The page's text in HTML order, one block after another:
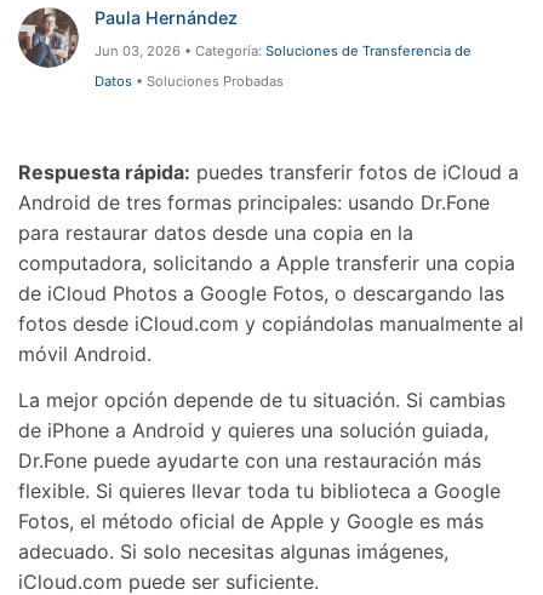
Paula Hernández
Jun 03, 2026 • Categoría: Soluciones de Transferencia de
Datos• Soluciones Probadas
Respuesta rápida: puedes transferir fotos de iCloud a
Android de tres formas principales: usando Dr.Fone
para restaurar datos desde una copia en la
computadora, solicitando a Apple transferir una copia
de iCloud Photos a Google Fotos, o descargando las
fotos desde iCloud.com y copiándolas manualmente al
móvil Android.
La mejor opción depende de tu situación. Si cambias
de iPhone a Android y quieres una solución guiada,
Dr.Fone puede ayudarte con una restauración más
flexible. Si quieres llevar toda tu biblioteca a Google
Fotos, el método oficial de Apple y Google es más
adecuado. Si solo necesitas algunas imágenes,
iCloud.com puede ser suficiente.